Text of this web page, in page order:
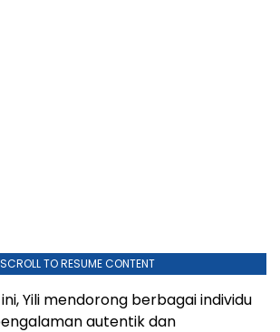
SCROLL TO RESUME CONTENT
Yili mendorong berbagai individu
autentik dan